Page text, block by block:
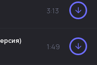
3:13
1:49